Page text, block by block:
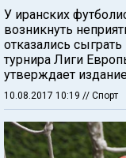
У иранских
возникнуть
отказались
турнира Лиги
утверждает
10.08.2017 10:19 // Спорт